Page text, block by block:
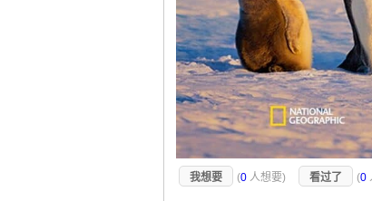
我想要 (0 人想要) 看过了 (0